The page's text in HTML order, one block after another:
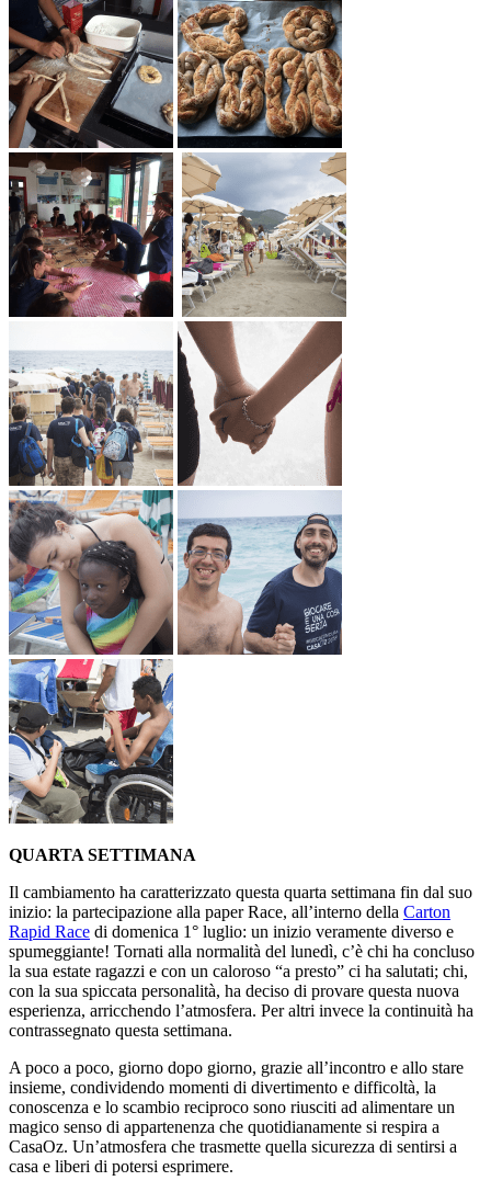
QUARTA SETTIMANA
Il cambiamento ha caratterizzato questa quarta settimana fin dal suo
inizio: la partecipazione alla paper Race, all’interno della Carton
Rapid Race di domenica 1° luglio: un inizio veramente diverso e
spumeggiante! Tornati alla normalità del lunedì, c’è chi ha concluso
la sua estate ragazzi e con un caloroso “a presto” ci ha salutati; chi,
con la sua spiccata personalità, ha deciso di provare questa nuova
esperienza, arricchendo l’atmosfera. Per altri invece la continuità ha
contrassegnato questa settimana.
A poco a poco, giorno dopo giorno, grazie all’incontro e allo stare
insieme, condividendo momenti di divertimento e difficoltà, la
conoscenza e lo scambio reciproco sono riusciti ad alimentare un
magico senso di appartenenza che quotidianamente si respira a
CasaOz. Un’atmosfera che trasmette quella sicurezza di sentirsi a
casa e liberi di potersi esprimere.